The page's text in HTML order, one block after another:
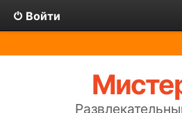
Войти